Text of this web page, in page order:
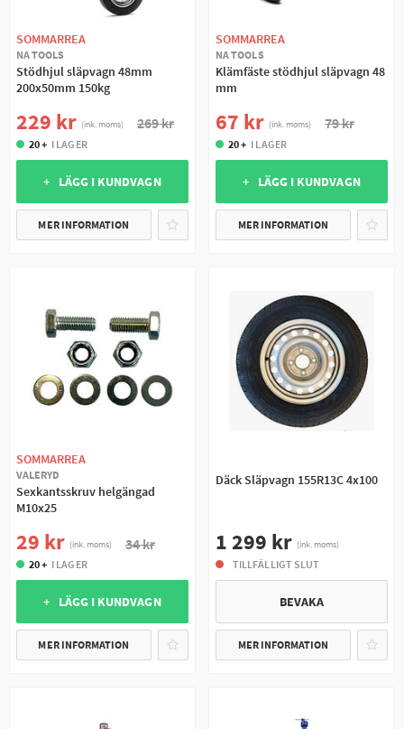
SOMMARREA
NA TOOLS
Stödhjul släpvagn 48mm
200x50mm 150kg
229 kr (ink. moms) 269 kr
20 + I LAGER
+ LÄGG I KUNDVAGN
MER INFORMATION
SOMMARREA
NA TOOLS
Klämfäste stödhjul släpvagn 48
mm
67 kr (ink. moms) 79 kr
20 + I LAGER
+ LÄGG I KUNDVAGN
MER INFORMATION
SOMMARREA
VALERYD
Sexkantsskruv helgängad
M10x25
29 kr (ink. moms) 34 kr
20 + I LAGER
+ LÄGG I KUNDVAGN
MER INFORMATION
Däck Släpvagn 155R13C 4x100
1 299 kr (ink. moms)
TILLFÄLLIGT SLUT
BEVAKA
MER INFORMATION